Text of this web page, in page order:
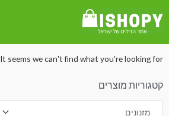
עמוד הבית /ריהוט / מזנונים
It seems we can't find what you're looking for.
קטגוריות מוצרים